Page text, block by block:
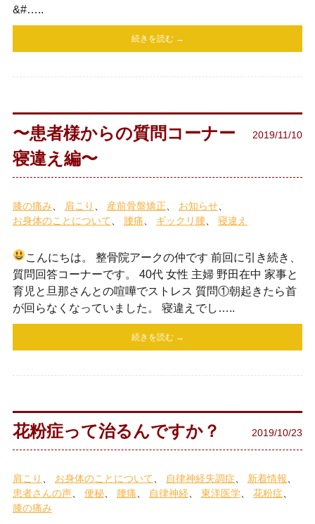
&#…..
続きを読む →
〜患者様からの質問コーナー
寝違え編〜
2019/11/10
膝の痛み 肩こり 産前骨盤矯正
お知らせ
お身体のことについて
腰痛 ギックリ腰 寝違え
こんにちは。 整骨院アークの仲です 前回に引き続き、
質問回答コーナーです。 40代 女性 主婦 野田在中 家事と
育児と旦那さんとの喧嘩でストレス 質問①朝起きたら首
が回らなくなっていました。 寝違えでし…..
続きを読む →
花粉症って治るんですか？ 2019/10/23
肩こり お身体のことについて 自律神経失調症
新着情報
患者さんの声
便秘 腰痛 自律神経 東洋医学
花粉症
膝の痛み